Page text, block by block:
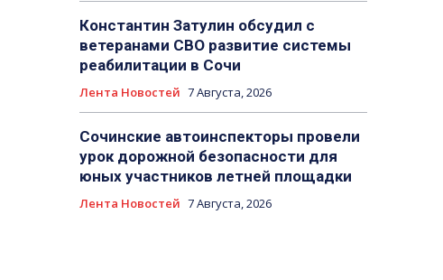
Константин Затулин обсудил с
ветеранами СВО развитие системы
реабилитации в Сочи
Лента Новостей 7 Августа, 2026
Сочинские автоинспекторы провели
урок дорожной безопасности для
юных участников летней площадки
Лента Новостей 7 Августа, 2026